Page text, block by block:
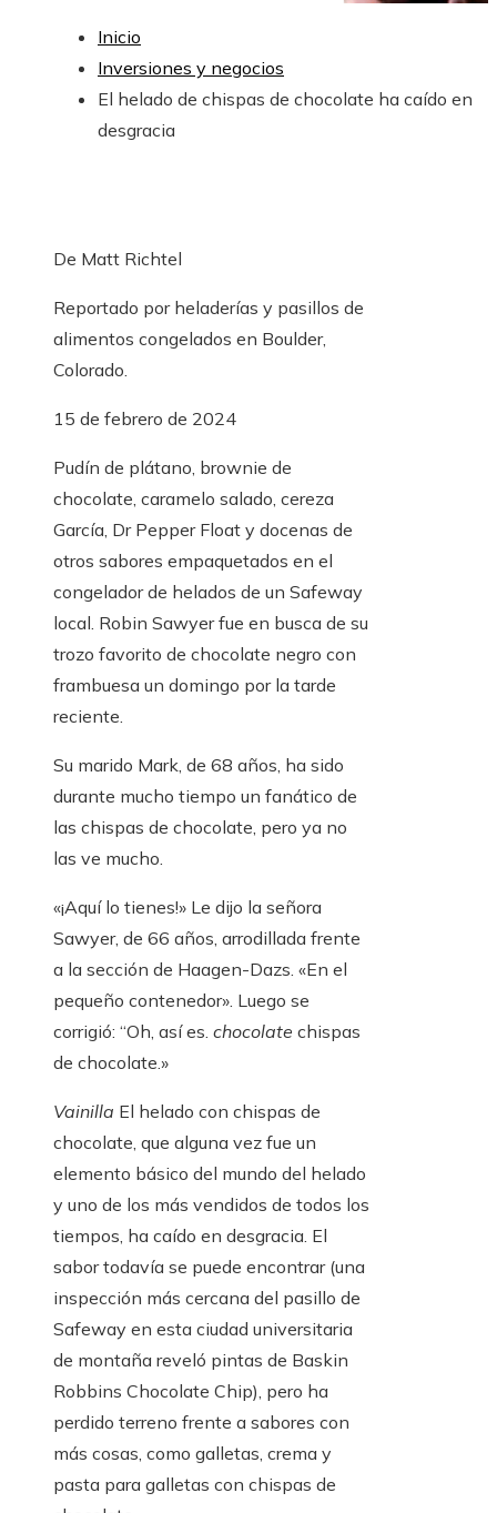
Inicio
Inversiones y negocios
El helado de chispas de chocolate ha caído en
desgracia
De Matt Richtel
Reportado por heladerías y pasillos de
alimentos congelados en Boulder,
Colorado.
15 de febrero de 2024
Pudín de plátano, brownie de
chocolate, caramelo salado, cereza
García, Dr Pepper Float y docenas de
otros sabores empaquetados en el
congelador de helados de un Safeway
local. Robin Sawyer fue en busca de su
trozo favorito de chocolate negro con
frambuesa un domingo por la tarde
reciente.
Su marido Mark, de 68 años, ha sido
durante mucho tiempo un fanático de
las chispas de chocolate, pero ya no
las ve mucho.
«¡Aquí lo tienes!» Le dijo la señora
Sawyer, de 66 años, arrodillada frente
a la sección de Haagen-Dazs. «En el
pequeño contenedor». Luego se
corrigió: “Oh, así es. chocolate chispas
de chocolate.»
Vainilla El helado con chispas de
chocolate, que alguna vez fue un
elemento básico del mundo del helado
y uno de los más vendidos de todos los
tiempos, ha caído en desgracia. El
sabor todavía se puede encontrar (una
inspección más cercana del pasillo de
Safeway en esta ciudad universitaria
de montaña reveló pintas de Baskin
Robbins Chocolate Chip), pero ha
perdido terreno frente a sabores con
más cosas, como galletas, crema y
pasta para galletas con chispas de